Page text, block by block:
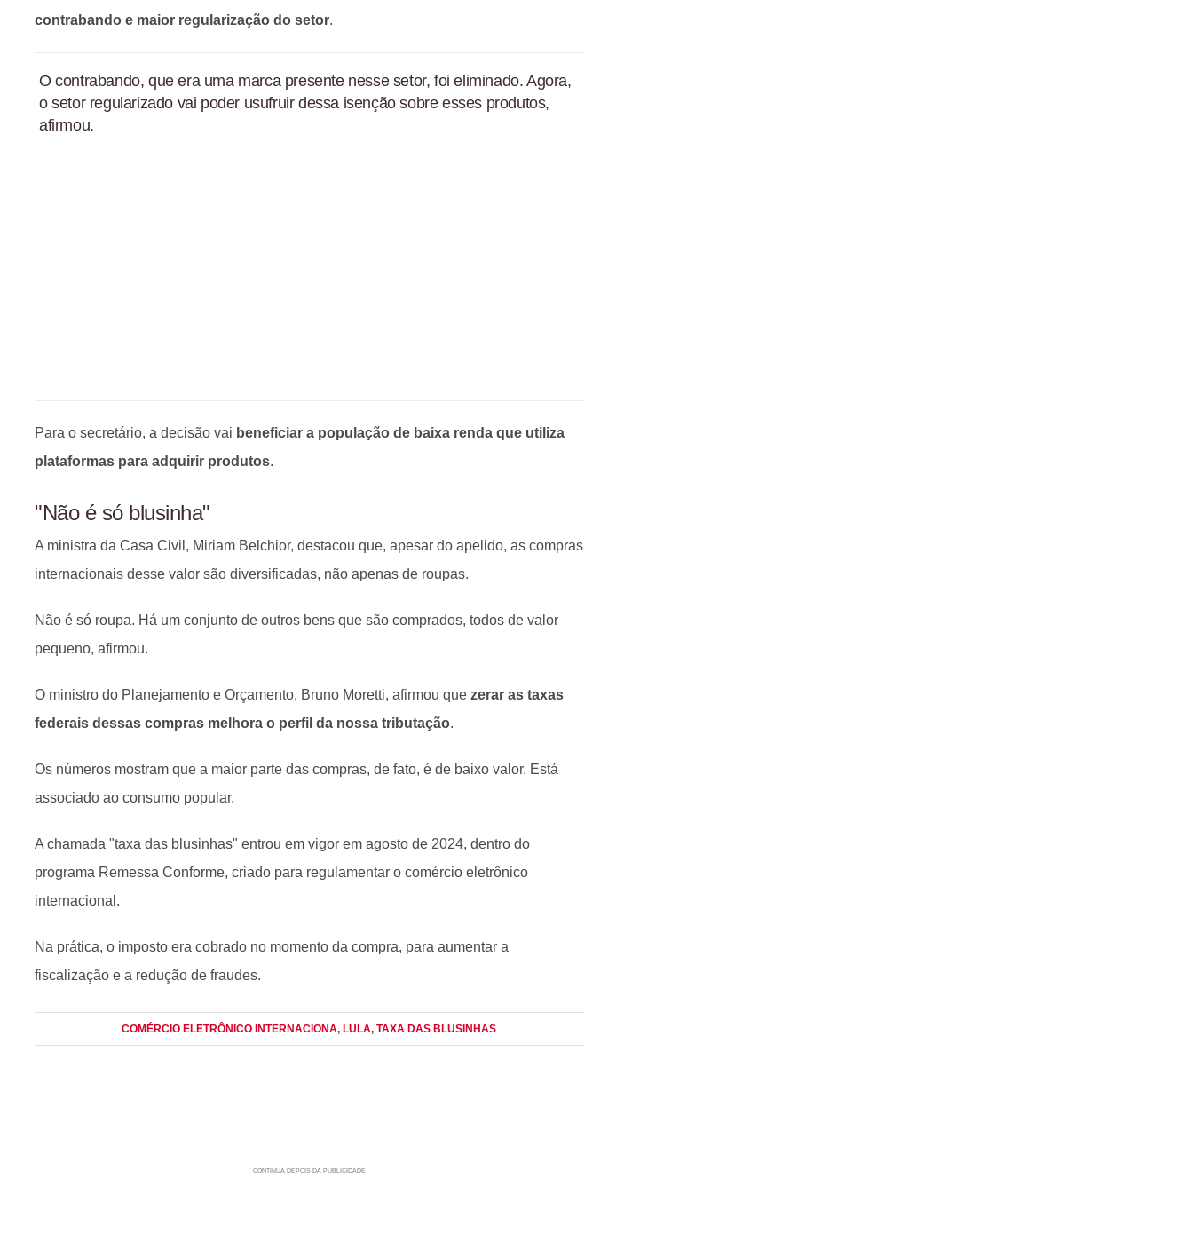
contrabando e maior regularização do setor.
O contrabando, que era uma marca presente nesse setor, foi eliminado. Agora,
o setor regularizado vai poder usufruir dessa isenção sobre esses produtos,
afirmou.
Para o secretário, a decisão vai beneficiar a população de baixa renda que utiliza
plataformas para adquirir produtos.
"Não é só blusinha"
A ministra da Casa Civil, Miriam Belchior, destacou que, apesar do apelido, as compras
internacionais desse valor são diversificadas, não apenas de roupas.
Não é só roupa. Há um conjunto de outros bens que são comprados, todos de valor
pequeno, afirmou.
O ministro do Planejamento e Orçamento, Bruno Moretti, afirmou que zerar as taxas
federais dessas compras melhora o perfil da nossa tributação.
Os números mostram que a maior parte das compras, de fato, é de baixo valor. Está
associado ao consumo popular.
A chamada "taxa das blusinhas" entrou em vigor em agosto de 2024, dentro do
programa Remessa Conforme, criado para regulamentar o comércio eletrônico
internacional.
Na prática, o imposto era cobrado no momento da compra, para aumentar a
fiscalização e a redução de fraudes.
COMÉRCIO ELETRÔNICO INTERNACIONA, LULA, TAXA DAS BLUSINHAS